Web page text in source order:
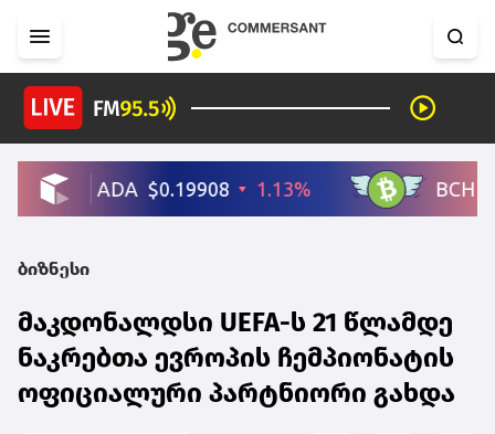
ბიზნესი
მაკდონალდსი UEFA-ს 21 წლამდე
ნაკრებთა ევროპის ჩემპიონატის
ოფიციალური პარტნიორი გახდა